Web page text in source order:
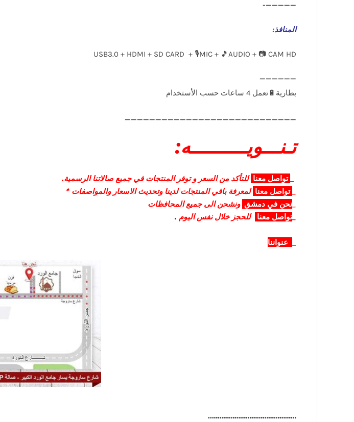
—————-
المنافذ:
USB3.0 + HDMI + SD CARD + 🎙️MIC + 🎵AUDIO + 📷 CAM HD
____________________________
تـنـــويــــــــــه:
تواصل معنا للتأكد من السعر و توفر المنتجات في جميع صالاتنا الرسمية.
تواصل معنا لمعرفة باقي المنتجات لدينا وتحديث الاسعار والمواصفات *
نحن في دمشق ونشحن الى جميع المحافظات
تواصل معنا للحجز خلال نفس اليوم .
عنواننا
………………………………………..